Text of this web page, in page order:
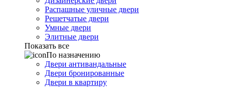
Распашные уличные двери
Решетчатые двери
Умные двери
Элитные двери
Показать все
По назначению
Двери антивандальные
Двери бронированные
Двери в квартиру